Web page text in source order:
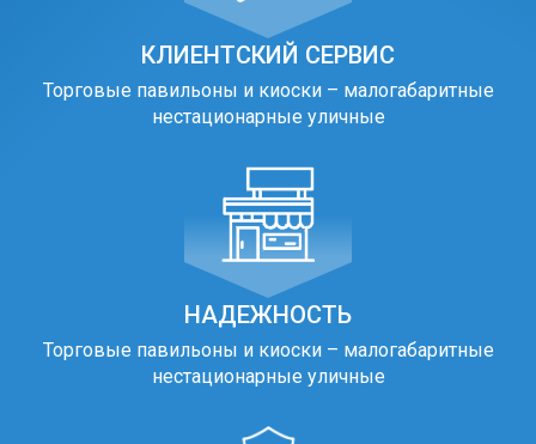
КЛИЕНТСКИЙ СЕРВИС
Торговые павильоны и киоски – малогабаритные
нестационарные уличные
НАДЕЖНОСТЬ
Торговые павильоны и киоски – малогабаритные
нестационарные уличные